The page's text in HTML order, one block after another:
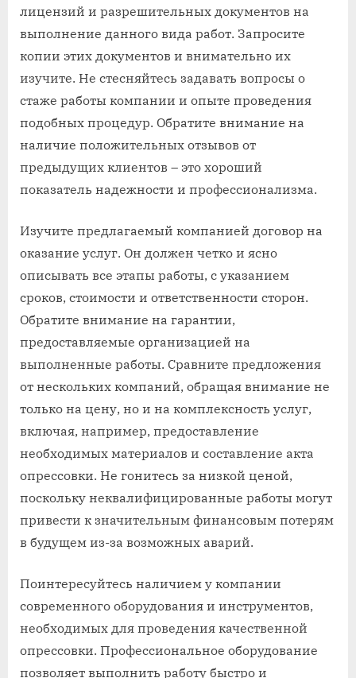
лицензий и разрешительных документов на
выполнение данного вида работ. Запросите
копии этих документов и внимательно их
изучите. Не стесняйтесь задавать вопросы о
стаже работы компании и опыте проведения
подобных процедур. Обратите внимание на
наличие положительных отзывов от
предыдущих клиентов – это хороший
показатель надежности и профессионализма.
Изучите предлагаемый компанией договор на
оказание услуг. Он должен четко и ясно
описывать все этапы работы, с указанием
сроков, стоимости и ответственности сторон.
Обратите внимание на гарантии,
предоставляемые организацией на
выполненные работы. Сравните предложения
от нескольких компаний, обращая внимание не
только на цену, но и на комплексность услуг,
включая, например, предоставление
необходимых материалов и составление акта
опрессовки. Не гонитесь за низкой ценой,
поскольку неквалифицированные работы могут
привести к значительным финансовым потерям
в будущем из-за возможных аварий.
Поинтересуйтесь наличием у компании
современного оборудования и инструментов,
необходимых для проведения качественной
опрессовки. Профессиональное оборудование
позволяет выполнить работу быстро и